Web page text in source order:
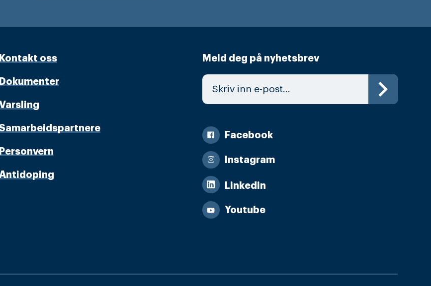
Kontakt oss
Dokumenter
Personvern
Meld deg på nyhetsbrev
Facebook
Instagram
Linkedin
Youtube